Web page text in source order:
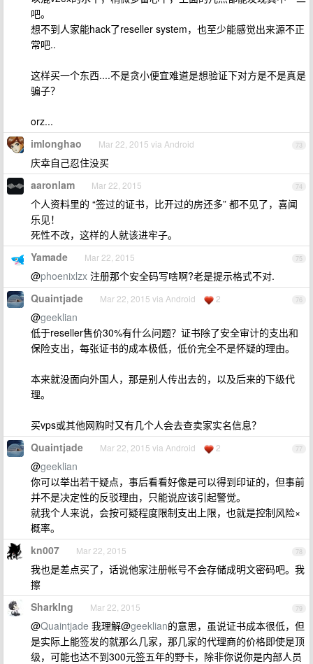
吧。
想不到人家能hack了reseller system，也至少能感觉出来源不正
常吧..
这样买一个东西....不是贪小便宜难道是想验证下对方是不是真是
骗子？
orz...
73
imlonghao Mar 22, 2015 via Android
庆幸自己忍住没买
74
aaronlam Mar 22, 2015
个人资料里的 “签过的证书，比开过的房还多” 都不见了，喜闻
乐见！
死性不改，这样的人就该进牢子。
75
Yamade Mar 22, 2015
@phoenixlzx 注册那个安全码写啥啊?老是提示格式不对.
76
Quaintjade Mar 22, 2015 via Android 2
@geeklian
低于reseller售价30%有什么问题？证书除了安全审计的支出和
保险支出，每张证书的成本极低，低价完全不是怀疑的理由。
本来就没面向外国人，那是别人传出去的，以及后来的下级代
理。
买vps或其他网购时又有几个人会去查卖家实名信息？
77
Quaintjade Mar 22, 2015 via Android 2
@geeklian
你可以举出若干疑点，事后看看好像是可以得到印证的，但事前
并不是决定性的反驳理由，只能说应该引起警觉。
就我个人来说，会按可疑程度限制支出上限，也就是控制风险×
概率。
78
kn007 Mar 22, 2015
我也是差点买了，话说他家注册帐号不会存储成明文密码吧。我
擦
79
SharkIng Mar 22, 2015
@Quaintjade 我理解@geeklian的意思，虽说证书成本很低，但
是实际上能签发的就那么几家，那几家的代理商的价格即使是顶
级，可能也达不到300元签五年的野卡，除非你说你是内部人员